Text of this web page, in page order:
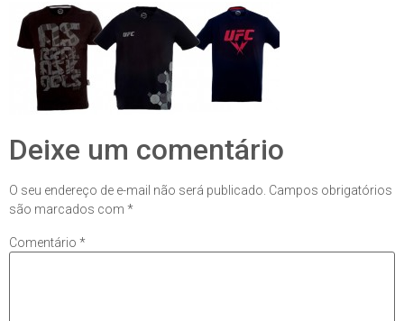
Deixe um comentário
O seu endereço de e-mail não será publicado. Campos obrigatórios
são marcados com *
Comentário *